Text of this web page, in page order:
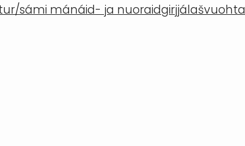
sámi mánáid- ja nuoraidgirjjálašvuohta